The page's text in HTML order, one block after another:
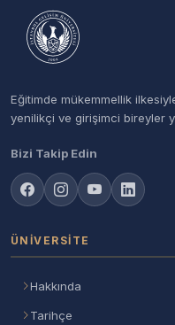
Eğitimde mükemmellik
yenilikçi ve girişimci bireyler
Bizi Takip Edin
ÜNIVERSITE
Hakkında
Tarihçe